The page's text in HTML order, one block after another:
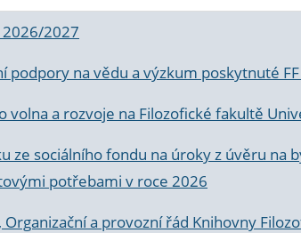
2027
na vědu a výzkum poskytnuté
a rozvoje na Filozofické fakultě
ze sociálního fondu na úroky z úvěru na
potřebami v roce 2026
a provozní řád Knihovny